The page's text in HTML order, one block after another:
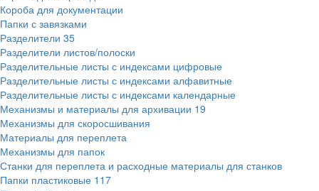
Короба для документации
Папки с завязками
Разделители 35
Разделители листов/полоски
Разделительные листы с индексами цифровые
Разделительные листы с индексами алфавитные
Разделительные листы с индексами календарные
Механизмы и материалы для архивации 19
Механизмы для скоросшивания
Материалы для переплета
Механизмы для папок
Станки для переплета и расходные материалы для станков
Папки пластиковые 117